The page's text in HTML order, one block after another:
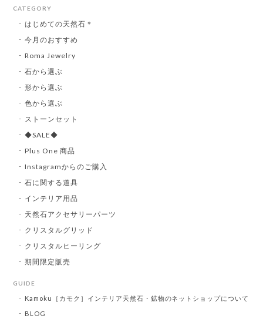
CATEGORY
はじめての天然石＊
今月のおすすめ
Roma Jewelry
石から選ぶ
形から選ぶ
色から選ぶ
ストーンセット
◆SALE◆
Plus One 商品
Instagramからのご購入
石に関する道具
インテリア用品
天然石アクセサリーパーツ
クリスタルグリッド
クリスタルヒーリング
期間限定販売
GUIDE
Kamoku［カモク］インテリア天然石・鉱物のネットショップについて
BLOG